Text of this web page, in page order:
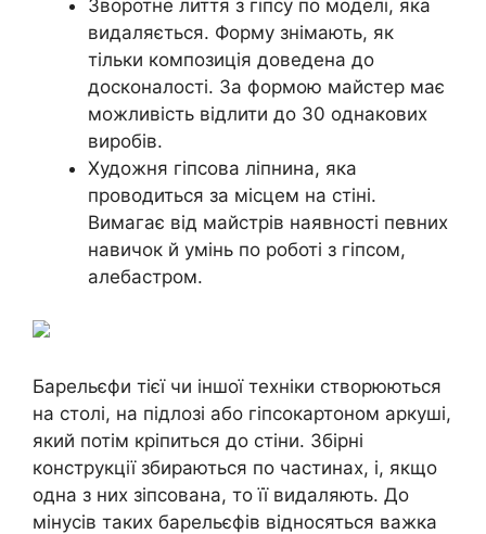
Зворотне лиття з гіпсу по моделі, яка
видаляється. Форму знімають, як
тільки композиція доведена до
досконалості. За формою майстер має
можливість відлити до 30 однакових
виробів.
Художня гіпсова ліпнина, яка
проводиться за місцем на стіні.
Вимагає від майстрів наявності певних
навичок й умінь по роботі з гіпсом,
алебастром.
Барельєфи тієї чи іншої техніки створюються
на столі, на підлозі або гіпсокартоном аркуші,
який потім кріпиться до стіни. Збірні
конструкції збираються по частинах, і, якщо
одна з них зіпсована, то її видаляють. До
мінусів таких барельєфів відносяться важка